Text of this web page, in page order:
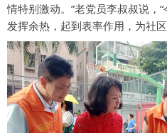
情特别激动。”老党员李叔叔说，
发挥余热，起到表率作用，为社